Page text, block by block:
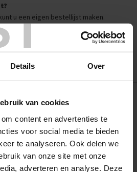
Details Over
van cookies
content en advertenties te
voor social media te bieden
te analyseren. Ook delen we
van onze site met onze
adverteren en analyse. Deze
u een eigen bestellijst maken.
om eenvoudig en snel producten
kunt u terugvinden in uw
uit voor uw administratie!
ONDERDELEN